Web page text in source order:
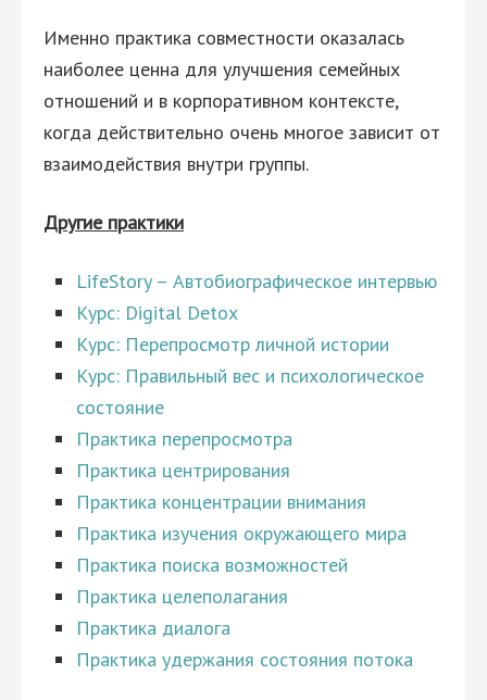
Именно практика совместности оказалась
наиболее ценна для улучшения семейных
отношений и в корпоративном контексте,
когда действительно очень многое зависит от
взаимодействия внутри группы.
Другие практики
LifeStory – Автобиографическое интервью
Курс: Digital Detox
Курс: Перепросмотр личной истории
Курс: Правильный вес и психологическое
состояние
Практика перепросмотра
Практика центрирования
Практика концентрации внимания
Практика изучения окружающего мира
Практика поиска возможностей
Практика целеполагания
Практика диалога
Практика удержания состояния потока